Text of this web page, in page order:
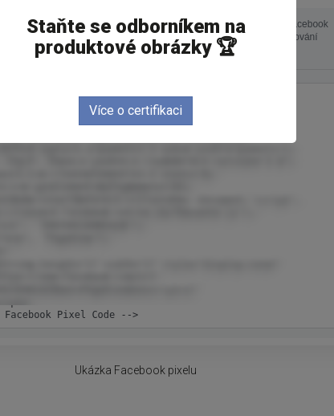
Ukázka Facebook pixelu
Staňte se odborníkem na
produktové obrázky 🏆
Více o certifikaci